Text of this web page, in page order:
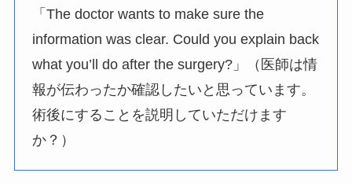
「The doctor wants to make sure the
information was clear. Could you explain back
what you’ll do after the surgery?」（医師は情
報が伝わったか確認したいと思っています。
術後にすることを説明していただけます
か？）